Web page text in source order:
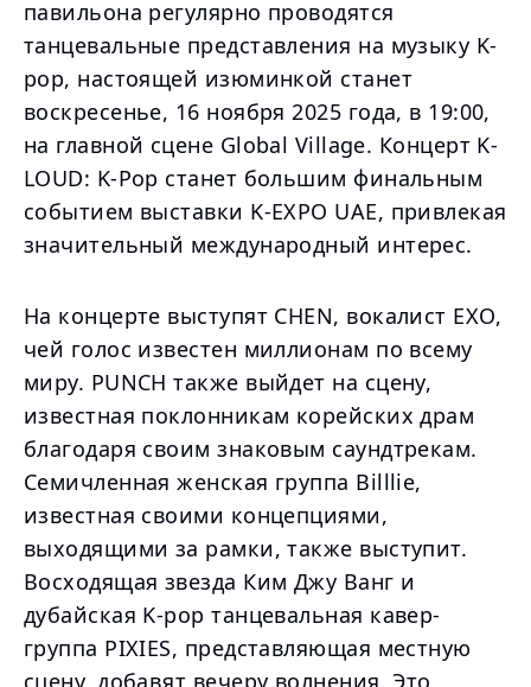
павильона регулярно проводятся
танцевальные представления на музыку K-
pop, настоящей изюминкой станет
воскресенье, 16 ноября 2025 года, в 19:00,
на главной сцене Global Village. Концерт K-
LOUD: K-Pop станет большим финальным
событием выставки K-EXPO UAE, привлекая
значительный международный интерес.
На концерте выступят CHEN, вокалист EXO,
чей голос известен миллионам по всему
миру. PUNCH также выйдет на сцену,
известная поклонникам корейских драм
благодаря своим знаковым саундтрекам.
Семичленная женская группа Billlie,
известная своими концепциями,
выходящими за рамки, также выступит.
Восходящая звезда Ким Джу Ванг и
дубайская K-pop танцевальная кавер-
группа PIXIES, представляющая местную
сцену, добавят вечеру волнения. Это